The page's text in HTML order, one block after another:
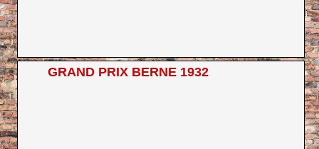
GRAND PRIX BERNE 1932